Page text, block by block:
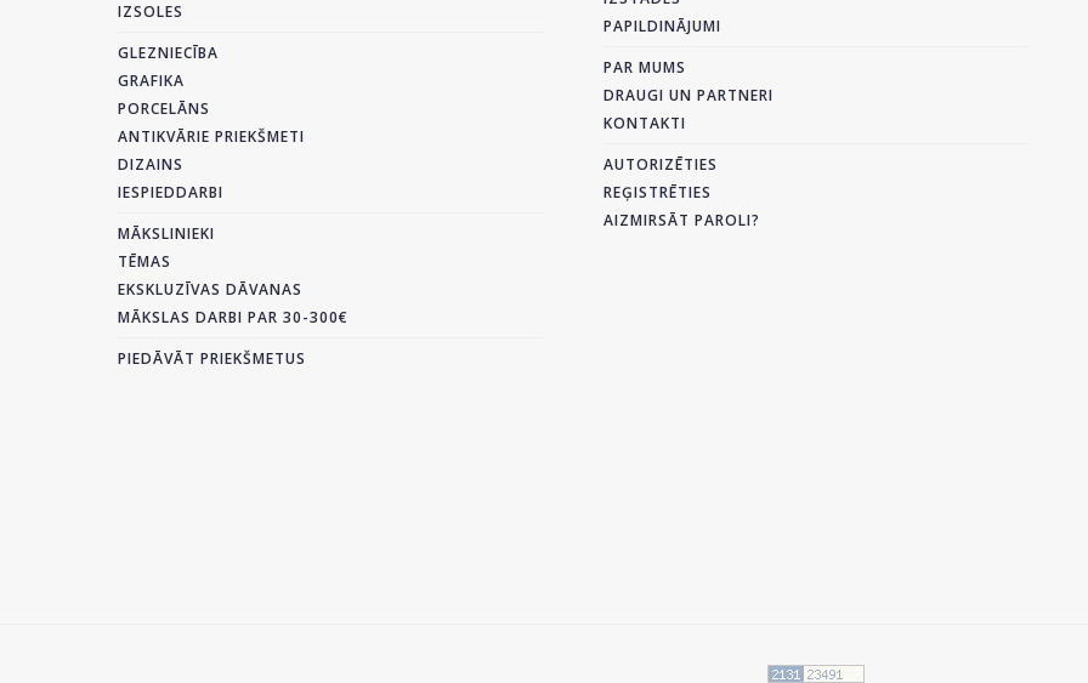
IZSOLES
GLEZNIECĪBA
GRAFIKA
PORCELĀNS
ANTIKVĀRIE PRIEKŠMETI
DIZAINS
IESPIEDDARBI
MĀKSLINIEKI
TĒMAS
EKSKLUZĪVAS DĀVANAS
MĀKSLAS DARBI PAR 30-300€
PIEDĀVĀT PRIEKŠMETUS
PAPILDINĀJUMI
PAR MUMS
DRAUGI UN PARTNERI
KONTAKTI
AUTORIZĒTIES
REĢISTRĒTIES
AIZMIRSĀT PAROLI?